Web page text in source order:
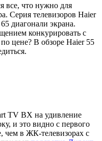
все, что нужно для
Серия телевизоров Haier
диагонали экрана.
конкурировать с
цене? В обзоре Haier 55
TV BX на удивление
и это видно с первого
чем в ЖК-телевизорах с